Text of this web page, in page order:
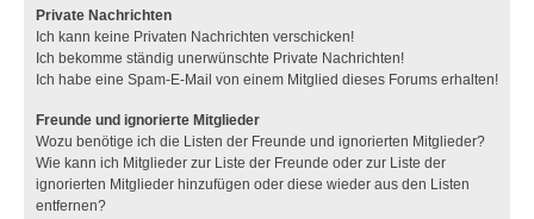
Private Nachrichten
Ich kann keine Privaten Nachrichten verschicken!
Ich bekomme ständig unerwünschte Private Nachrichten!
Ich habe eine Spam-E-Mail von einem Mitglied dieses Forums erhalten!
Freunde und ignorierte Mitglieder
Wozu benötige ich die Listen der Freunde und ignorierten Mitglieder?
Wie kann ich Mitglieder zur Liste der Freunde oder zur Liste der
ignorierten Mitglieder hinzufügen oder diese wieder aus den Listen
entfernen?